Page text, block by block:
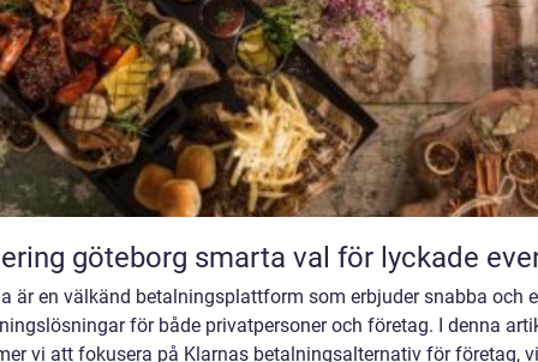
Catering göteborg smarta val för lyckade
är en välkänd betalningsplattform som erbjuder snabba och
för både privatpersoner och företag. I denna
vi att fokusera på Klarnas betalningsalternativ för företag,